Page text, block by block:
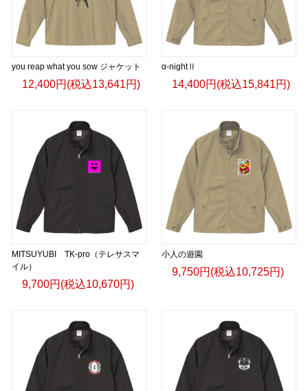
you reap what you sow ジャケット
12,400円(税込13,641円)
α-nightⅡ
14,400円(税込15,841円)
MITSUYUBI TK-pro（テレサスマ
イル）
9,700円(税込10,670円)
小人の遊園
9,750円(税込10,725円)